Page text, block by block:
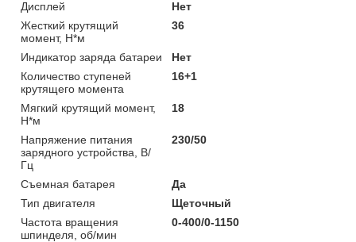
Дисплей
Нет
Жесткий крутящий
момент, Н*м
36
Индикатор заряда батареи
Нет
Количество ступеней
крутящего момента
16+1
Мягкий крутящий момент,
Н*м
18
Напряжение питания
зарядного устройства, В/
Гц
230/50
Съемная батарея
Да
Тип двигателя
Щеточный
Частота вращения
шпинделя, об/мин
0-400/0-1150